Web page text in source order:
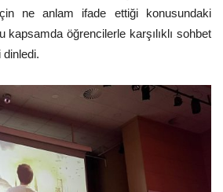
ne anlam ifade ettiği konusundaki
kapsamda öğrencilerle karşılıklı sohbet
dinledi.